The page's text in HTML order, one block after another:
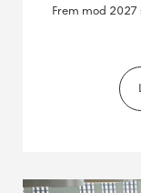
Frem mod